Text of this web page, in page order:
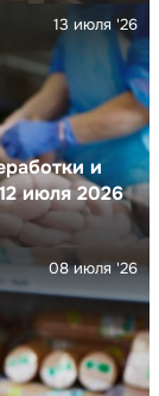
и
июля 2026
13 июля '26
08 июля '26